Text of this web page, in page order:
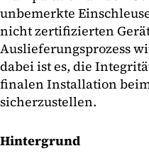
unbemerkte
nicht zertifizierten
Auslieferungsprozess
dabei ist es, die
finalen Installation
sicherzustellen.
Hintergrund